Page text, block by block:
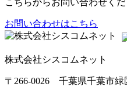
お問い合わせはこちら
株式会社シスコムネット
〒266-0026 千葉県千葉市緑